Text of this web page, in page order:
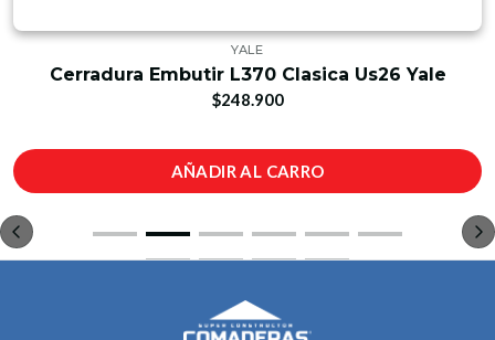
YALE
Cerradura Embutir L370 Clasica Us26 Yale
$248.900
AÑADIR AL CARRO